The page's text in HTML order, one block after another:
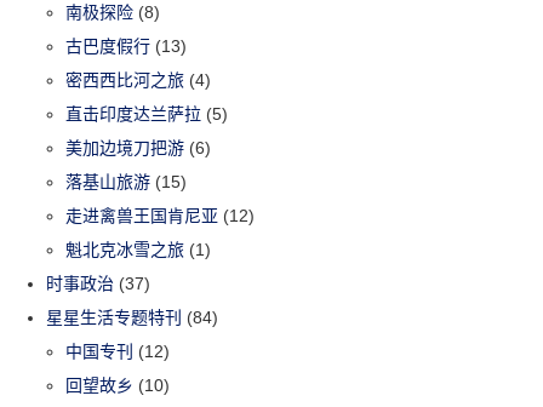
南极探险 (8)
古巴度假行 (13)
密西西比河之旅 (4)
直击印度达兰萨拉 (5)
美加边境刀把游 (6)
落基山旅游 (15)
走进禽兽王国肯尼亚 (12)
魁北克冰雪之旅 (1)
时事政治 (37)
星星生活专题特刊 (84)
中国专刊 (12)
回望故乡 (10)